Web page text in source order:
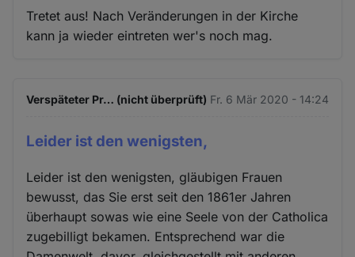
Tretet aus! Nach Veränderungen in der Kirche
kann ja wieder eintreten wer's noch mag.
Verspäteter Pr… (nicht überprüft) Fr. 6 Mär 2020 - 14:24
Leider ist den wenigsten,
Leider ist den wenigsten, gläubigen Frauen
bewusst, das Sie erst seit den 1861er Jahren
überhaupt sowas wie eine Seele von der Catholica
zugebilligt bekamen. Entsprechend war die